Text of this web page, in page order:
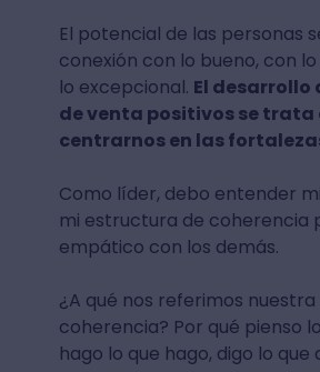
El potencial de las personas
conexión con lo bueno, con
lo excepcional. El desarrollo
de venta positivos se trata
centrarnos en las
Como líder, debo entender
mi estructura de coherencia
empático con los demás.
¿A qué nos referimos
coherencia? Por qué pienso
hago lo que hago, digo lo que